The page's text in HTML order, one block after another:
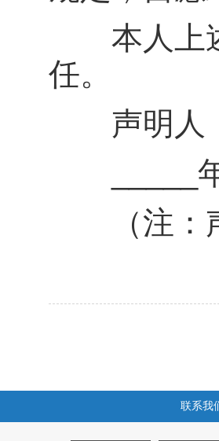
本人上述
任。
声明人：
_____年
（注：声
联系我